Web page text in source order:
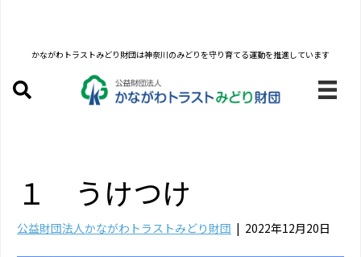
かながわトラストみどり財団は神奈川のみどりを守り育てる運動を推進しています
１ うけつけ
公益財団法人かながわトラストみどり財団 | 2022年12月20日